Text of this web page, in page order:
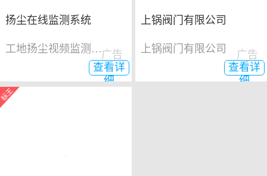
扬尘在线监测系统
工地扬尘视频监测系统
查看详
细
广告
上锅阀门有限公司
上锅阀门有限公司
查看详
细
广告